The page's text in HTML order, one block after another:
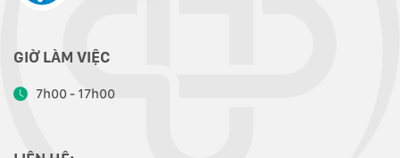
GIỜ LÀM VIỆC
7h00 - 17h00